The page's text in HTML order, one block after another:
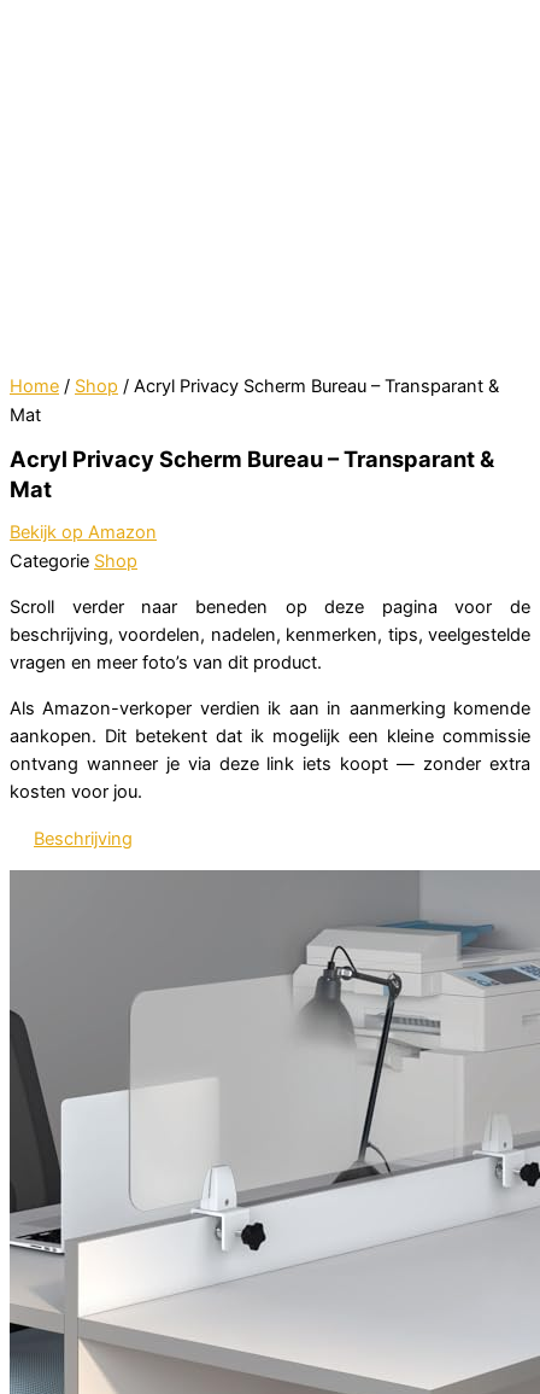
Home / Shop / Acryl Privacy Scherm Bureau – Transparant &
Mat
Acryl Privacy Scherm Bureau – Transparant &
Mat
Bekijk op Amazon
Categorie Shop
Scroll verder naar beneden op deze pagina voor de
beschrijving, voordelen, nadelen, kenmerken, tips, veelgestelde
vragen en meer foto’s van dit product.
Als Amazon-verkoper verdien ik aan in aanmerking komende
aankopen. Dit betekent dat ik mogelijk een kleine commissie
ontvang wanneer je via deze link iets koopt — zonder extra
kosten voor jou.
Beschrijving